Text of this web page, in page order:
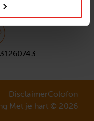
DisclaimerColofon
Met je hart © 2026